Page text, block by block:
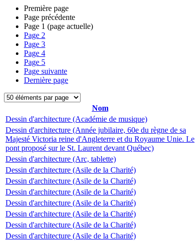
Première page
Page précédente
Page 1 (page actuelle)
Page 2
Page 3
Page 4
Page 5
Page suivante
Dernière page
Nom
Dessin d'architecture (Académie de musique)
Dessin d'architecture (Année jubilaire, 60e du règne de sa
Majesté Victoria reine d'Angleterre et du Royaume Unie. Le
pont proposé sur le St. Laurent devant Québec)
Dessin d'architecture (Arc, tablette)
Dessin d'architecture (Asile de la Charité)
Dessin d'architecture (Asile de la Charité)
Dessin d'architecture (Asile de la Charité)
Dessin d'architecture (Asile de la Charité)
Dessin d'architecture (Asile de la Charité)
Dessin d'architecture (Asile de la Charité)
Dessin d'architecture (Asile de la Charité)